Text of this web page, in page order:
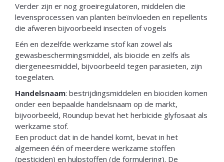
Verder zijn er nog groeiregulatoren, middelen die
levensprocessen van planten beïnvloeden en repellents
die afweren bijvoorbeeld insecten of vogels
Eén en dezelfde werkzame stof kan zowel als
gewasbeschermingsmiddel, als biocide en zelfs als
diergeneesmiddel, bijvoorbeeld tegen parasieten, zijn
toegelaten.
Handelsnaam: bestrijdingsmiddelen en biociden komen
onder een bepaalde handelsnaam op de markt,
bijvoorbeeld, Roundup bevat het herbicide glyfosaat als
werkzame stof.
Een product dat in de handel komt, bevat in het
algemeen één of meerdere werkzame stoffen
(pesticiden) en hulpstoffen (de formulering). De